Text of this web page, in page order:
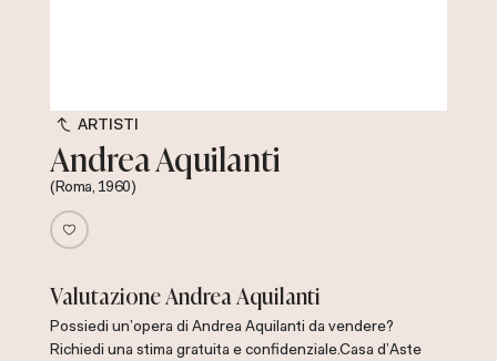
ARTISTI
Andrea Aquilanti
(Roma, 1960)
Valutazione Andrea Aquilanti
Possiedi un'opera di Andrea Aquilanti da vendere?
Richiedi una stima gratuita e confidenziale.Casa d'Aste